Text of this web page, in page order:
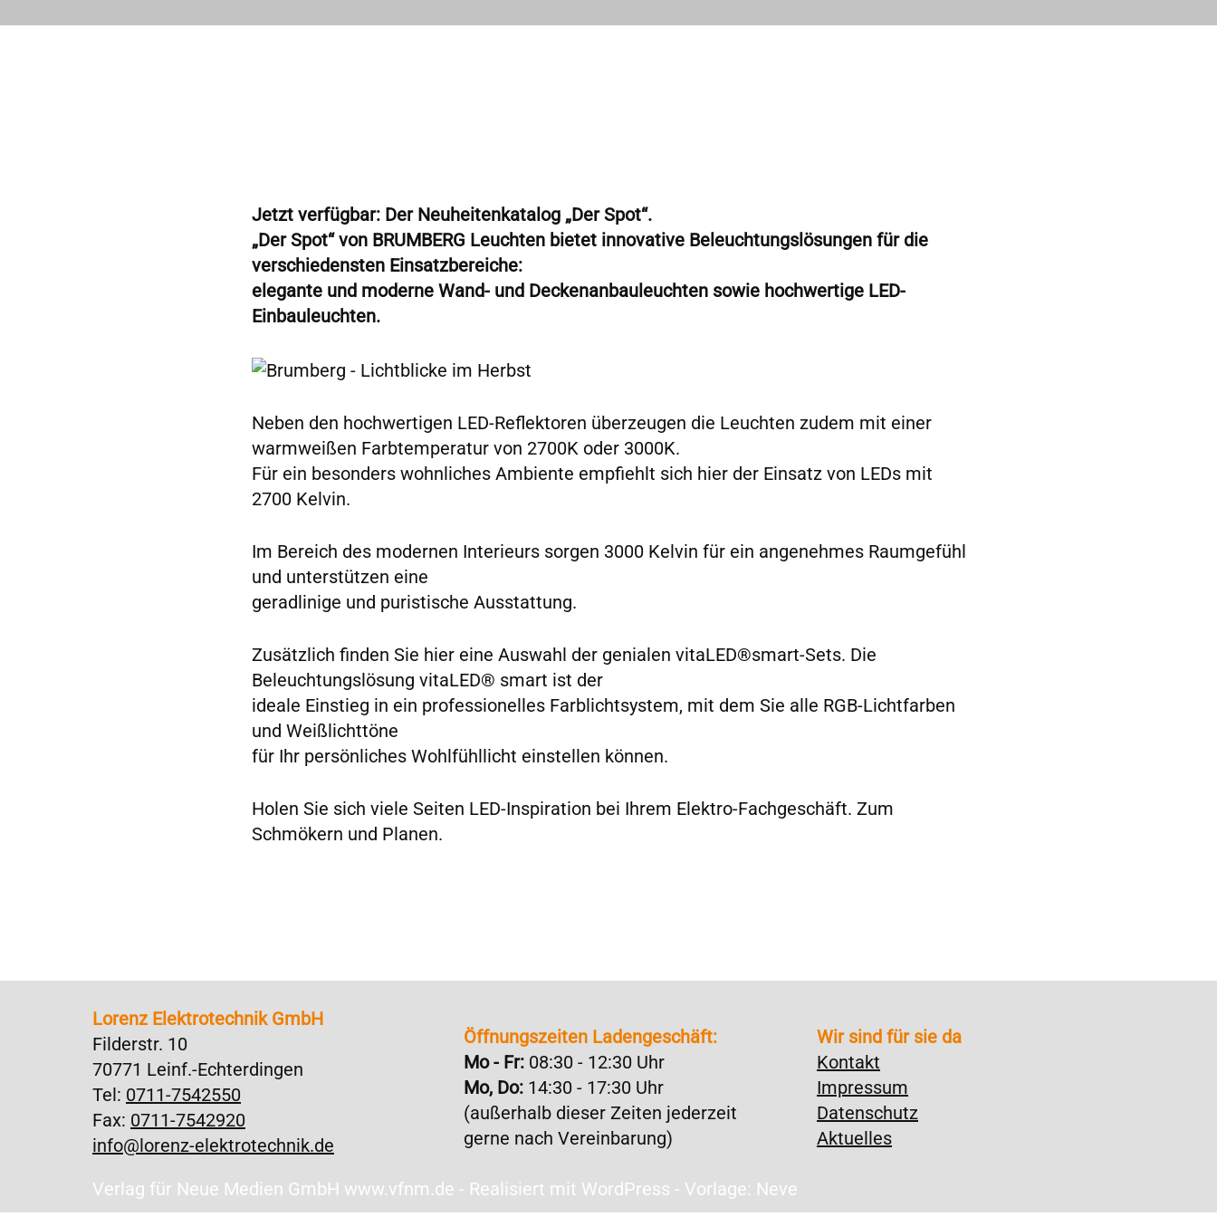
Jetzt verfügbar: Der Neuheitenkatalog „Der Spot“.
„Der Spot“ von BRUMBERG Leuchten bietet innovative Beleuchtungslösungen für die
verschiedensten Einsatzbereiche:
elegante und moderne Wand- und Deckenanbauleuchten sowie hochwertige LED-
Einbauleuchten.
Neben den hochwertigen LED-Reflektoren überzeugen die Leuchten zudem mit einer
warmweißen Farbtemperatur von 2700K oder 3000K.
Für ein besonders wohnliches Ambiente empfiehlt sich hier der Einsatz von LEDs mit
2700 Kelvin.
Im Bereich des modernen Interieurs sorgen 3000 Kelvin für ein angenehmes Raumgefühl
und unterstützen eine
geradlinige und puristische Ausstattung.
Zusätzlich finden Sie hier eine Auswahl der genialen vitaLED®smart-Sets. Die
Beleuchtungslösung vitaLED® smart ist der
ideale Einstieg in ein professionelles Farblichtsystem, mit dem Sie alle RGB-Lichtfarben
und Weißlichttöne
für Ihr persönliches Wohlfühllicht einstellen können.
Holen Sie sich viele Seiten LED-Inspiration bei Ihrem Elektro-Fachgeschäft. Zum
Schmökern und Planen.
Lorenz Elektrotechnik GmbH
Filderstr. 10
70771 Leinf.-Echterdingen
Tel: 0711-7542550
Fax: 0711-7542920
info@lorenz-elektrotechnik.de
Öffnungszeiten Ladengeschäft:
Mo - Fr: 08:30 - 12:30 Uhr
Mo, Do: 14:30 - 17:30 Uhr
(außerhalb dieser Zeiten jederzeit
gerne nach Vereinbarung)
Wir sind für sie da
Kontakt
Impressum
Datenschutz
Aktuelles
Verlag für Neue Medien GmbH www.vfnm.de - Realisiert mit WordPress - Vorlage: Neve